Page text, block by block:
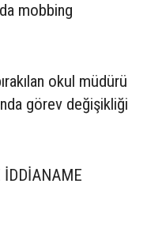
mobbing
okul müdürü
görev değişikliği
İDDİANAME